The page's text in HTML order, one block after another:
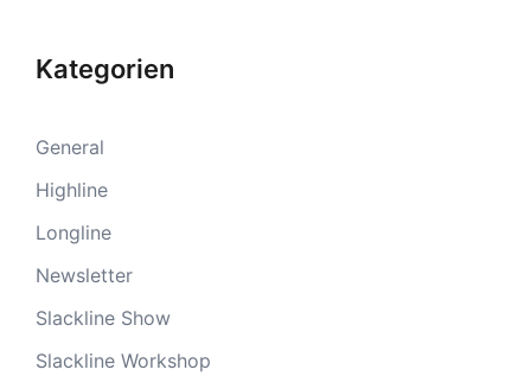
Kategorien
General
Highline
Longline
Newsletter
Slackline Show
Slackline Workshop